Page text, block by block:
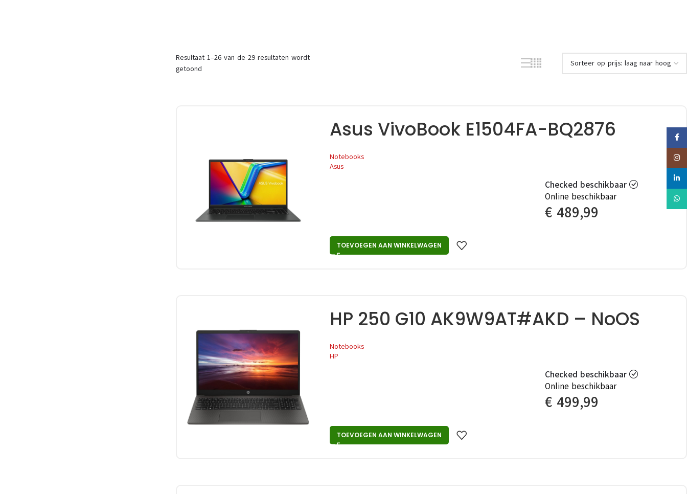
Resultaat 1–26 van de 29 resultaten wordt
getoond
Asus VivoBook E1504FA-BQ2876
Notebooks
Asus
Checked beschikbaar
Online beschikbaar
€ 489,99
TOEVOEGEN AAN WINKELWAGEN
HP 250 G10 AK9W9AT#AKD – NoOS
Notebooks
HP
Checked beschikbaar
Online beschikbaar
€ 499,99
TOEVOEGEN AAN WINKELWAGEN